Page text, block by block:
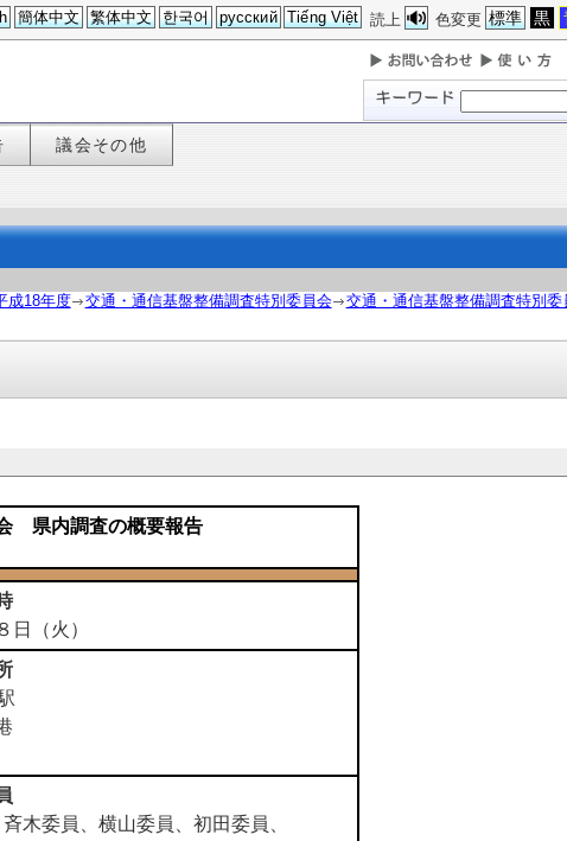
色変更 標準 黒
読上
簡体中文 繁体中文 한국어 русский Tiếng Việt
議会その他
成18年度 交通・通信基盤整備調査特別委員会
交通・通信基盤整備調査特別
県内調査の概要報告
（火）
委員、横山委員、初田委員、